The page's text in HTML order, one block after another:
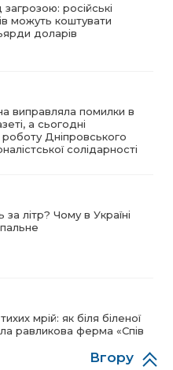
російські
можуть коштувати
доларів
виправляла помилки в
а сьогодні
Дніпровського
солідарності
за літр? Чому в Україні
мрій: як біля біленої
равликова ферма «Спів
Вгору